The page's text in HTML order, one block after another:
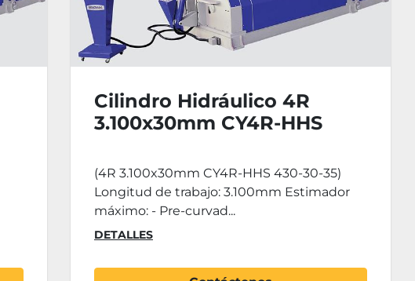
Cilindro Hidráulico 4R
3.100x20mm CY4R-HHS
(4R 3.100x20mm CY4R-HHS 360-30-20)
Longitud de trabajo: 3.100mm Espesor
máximo: - Pre-curvado ...
DETALLES